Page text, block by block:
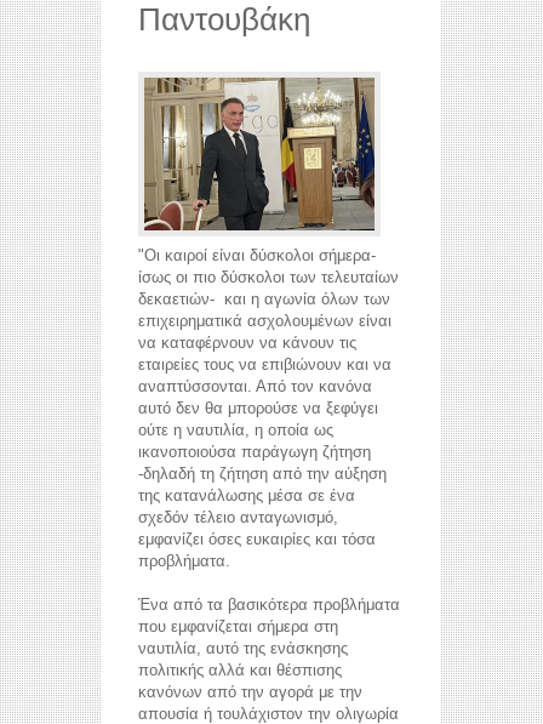
Παντουβάκη
"Οι καιροί είναι δύσκολοι σήμερα-
ίσως οι πιο δύσκολοι των τελευταίων
δεκαετιών- και η αγωνία όλων των
επιχειρηματικά ασχολουμένων είναι
να καταφέρνουν να κάνουν τις
εταιρείες τους να επιβιώνουν και να
αναπτύσσονται. Από τον κανόνα
αυτό δεν θα μπορούσε να ξεφύγει
ούτε η ναυτιλία, η οποία ως
ικανοποιούσα παράγωγη ζήτηση
-δηλαδή τη ζήτηση από την αύξηση
της κατανάλωσης μέσα σε ένα
σχεδόν τέλειο ανταγωνισμό,
εμφανίζει όσες ευκαιρίες και τόσα
προβλήματα.
Ένα από τα βασικότερα προβλήματα
που εμφανίζεται σήμερα στη
ναυτιλία, αυτό της ενάσκησης
πολιτικής αλλά και θέσπισης
κανόνων από την αγορά με την
απουσία ή τουλάχιστον την ολιγωρία